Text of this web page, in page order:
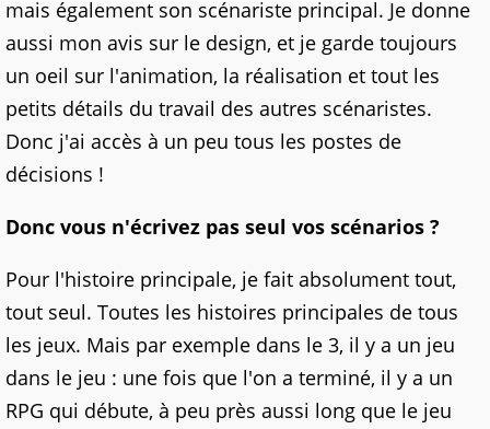
mais également son scénariste principal. Je donne
aussi mon avis sur le design, et je garde toujours
un oeil sur l'animation, la réalisation et tout les
petits détails du travail des autres scénaristes.
Donc j'ai accès à un peu tous les postes de
décisions !
Donc vous n'écrivez pas seul vos scénarios ?
Pour l'histoire principale, je fait absolument tout,
tout seul. Toutes les histoires principales de tous
les jeux. Mais par exemple dans le 3, il y a un jeu
dans le jeu : une fois que l'on a terminé, il y a un
RPG qui débute, à peu près aussi long que le jeu